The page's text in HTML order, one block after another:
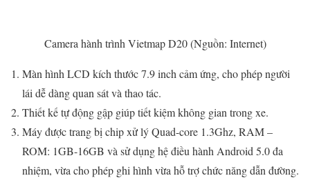
Camera hành trình Vietmap D20 (Nguồn: Internet)
Màn hình LCD kích thước 7.9 inch cảm ứng, cho phép người
lái dễ dàng quan sát và thao tác.
Thiết kế tự động gập giúp tiết kiệm không gian trong xe.
Máy được trang bị chip xử lý Quad-core 1.3Ghz, RAM –
ROM: 1GB-16GB và sử dụng hệ điều hành Android 5.0 đa
nhiệm, vừa cho phép ghi hình vừa hỗ trợ chức năng dẫn đường.